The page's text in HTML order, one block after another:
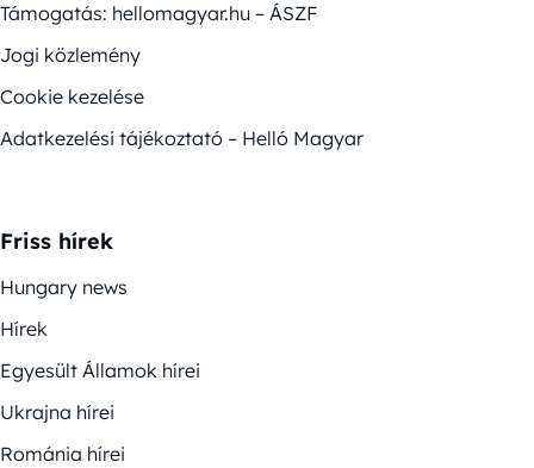
Támogatás: hellomagyar.hu – ÁSZF
Jogi közlemény
Cookie kezelése
Adatkezelési tájékoztató – Helló Magyar
Friss hírek
Hungary news
Hírek
Egyesült Államok hírei
Ukrajna hírei
Románia hírei